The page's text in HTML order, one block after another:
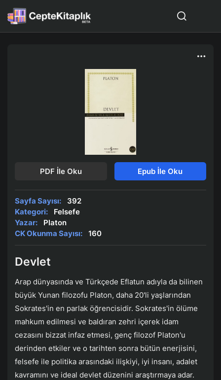
PDF İle Oku Epub İle Oku
Sayfa Sayısı:
392
Kategori:
Felsefe
Yazar:
Platon
CK Okunma Sayısı:
160
Devlet
Arap dünyasında ve Türkçede Eflatun adıyla da bilinen
büyük Yunan filozofu Platon, daha 20'li yaşlarından
Sokrates'in en parlak öğrencisidir. Sokrates'in ölüme
mahkum edilmesi ve baldıran zehri içerek idam
cezasını bizzat infaz etmesi, genç filozof Platon'u
derinden etkiler ve o tarihten sonra bütün enerjisini,
felsefe ile politika arasındaki ilişkiyi, iyi insanı, adalet
kavramını ve ideal devlet düzenini araştırmaya adar.